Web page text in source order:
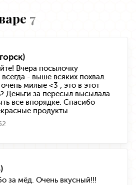
7
Вчера посылочку
- выше всяких похвал.
милые <3 , это в этот
Деньги за пересыл высылала
все впорядке. Спасибо
продукты
за мёд. Очень вкусный!!!